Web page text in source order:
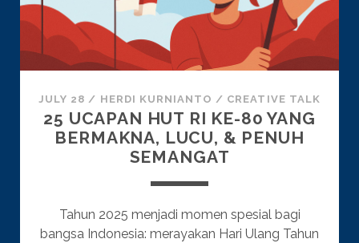
JULY 28 / HERDI KURNIANTO / CREATIVE TALK
25 UCAPAN HUT RI KE-80 YANG
BERMAKNA, LUCU, & PENUH
SEMANGAT
Tahun 2025 menjadi momen spesial bagi
bangsa Indonesia: merayakan Hari Ulang Tahun